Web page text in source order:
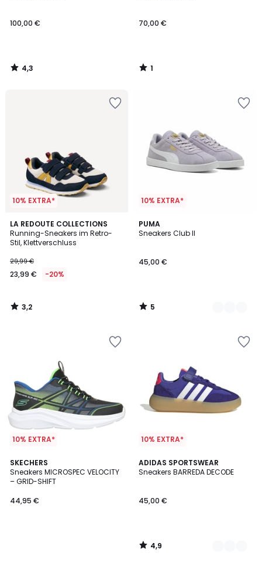
100,00 €
4,3
/
70,00 €
1
/
10% EXTRA*
LA REDOUTE COLLECTIONS
Running-Sneakers im Retro-
Stil, Klettverschluss
29,99 €
23,99 € -20%
3,2
/ 5
3,2
/
10% EXTRA*
PUMA
Sneakers Club II
45,00 €
5
/
3
Farben
5
/
10% EXTRA*
SKECHERS
Sneakers MICROSPEC VELOCITY
– GRID-SHIFT
44,95 €
10% EXTRA*
ADIDAS SPORTSWEAR
Sneakers BARREDA DECODE
45,00 €
4,9
/ 5
2
Farben
4,9
/